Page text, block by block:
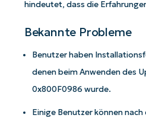
hindeutet, dass die
Bekannte Probleme
Benutzer haben
denen beim Anwenden des
0x800F0986 wurde.
Einige Benutzer können